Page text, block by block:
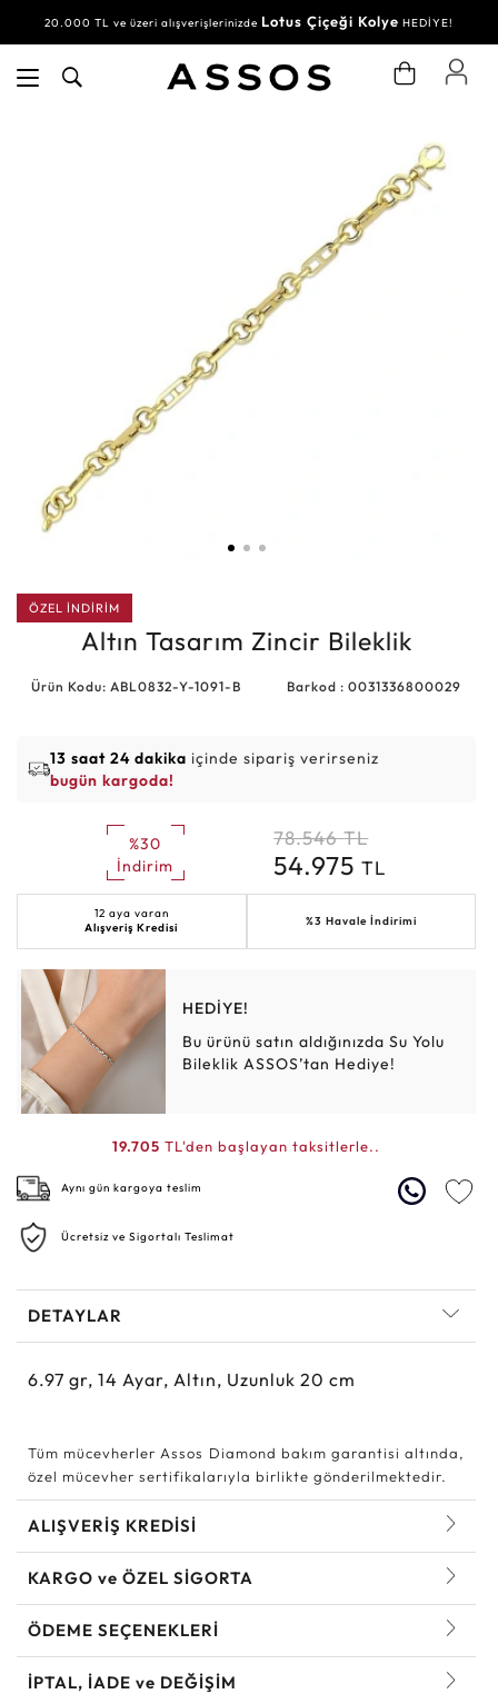
20.000 TL ve üzeri alışverişlerinizde Lotus Çiçeği Kolye HEDİYE!
ÖZEL İNDİRİM
Altın Tasarım Zincir Bileklik
Ürün Kodu: ABL0832-Y-1091-B Barkod : 0031336800029
13 saat 24 dakika içinde sipariş verirseniz
bugün kargoda!
%30
İndirim
78.546 TL
54.975TL
12 aya varan
Alışveriş Kredisi
%3 Havale İndirimi
HEDİYE!
Bu ürünü satın aldığınızda Su Yolu
Bileklik ASSOS’tan Hediye!
19.705 TL'den başlayan taksitlerle..
Aynı gün kargoya teslim
Ücretsiz ve Sigortalı Teslimat
DETAYLAR
6.97 gr, 14 Ayar, Altın, Uzunluk 20 cm
Tüm mücevherler Assos Diamond bakım garantisi altında,
özel mücevher sertifikalarıyla birlikte gönderilmektedir.
ALIŞVERİŞ KREDİSİ
KARGO ve ÖZEL SİGORTA
ÖDEME SEÇENEKLERİ
İPTAL, İADE ve DEĞİŞİM